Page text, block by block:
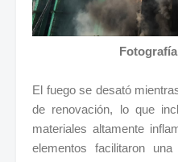
El fuego se desató
de renovación, lo que
materiales altamente
elementos facilitaron